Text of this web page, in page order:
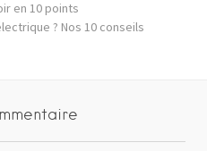
en 10 points
? Nos 10 conseils